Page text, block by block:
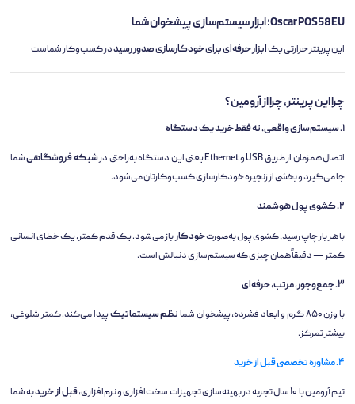
Oscar POS58EU؛ ابزار سیستم‌سازی پیشخوان شما
این پرینتر حرارتی یکابزار حرفه‌ای برای خودکارسازی صدور رسیددر کسب‌وکار شماست
چرا این پرینتر، چرا از آرومین؟
۱. سیستم‌سازی واقعی، نه فقط خرید یک دستگاه
اتصال همزمان از طریق USB و Ethernet یعنی این دستگاه به‌راحتی در شبکه فروشگاهیشما
جا می‌گیرد و بخشی از زنجیره خودکارسازی کسب‌وکارتان می‌شود.
۲. کشوی پول هوشمند
با هر بار چاپ رسید، کشوی پول به‌صورتخودکارباز می‌شود. یک قدم کمتر، یک خطای انسانی
کمتر — دقیقاً همان چیزی که سیستم‌سازی دنبالش است.
۳. جمع‌وجور، مرتب، حرفه‌ای
با وزن ۸۵۰ گرم و ابعاد فشرده، پیشخوان شما نظم سیستماتیکپیدا می‌کند. کمتر شلوغی،
بیشتر تمرکز.
۴. مشاوره تخصصی قبل از خرید
تیم آرومین با ۱۰ سال تجربه در بهینه‌سازی تجهیزات سخت‌افزاری و نرم‌افزاری، قبل از خریدبه شما